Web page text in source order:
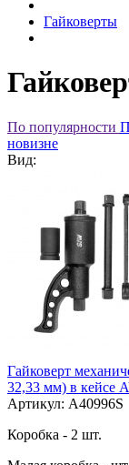
Гайковерты
По популярности
новизне
Вид:
Гайковерт
32,33 мм) в кейсе
Артикул: A40996S
Коробка - 2 шт.